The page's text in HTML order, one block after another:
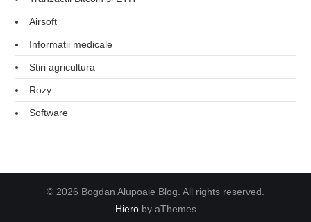
Airsoft
Informatii medicale
Stiri agricultura
Rozy
Software
© 2026 Bogdan Alupoaie Blog. All rights reserved.
Hieroby aThemes